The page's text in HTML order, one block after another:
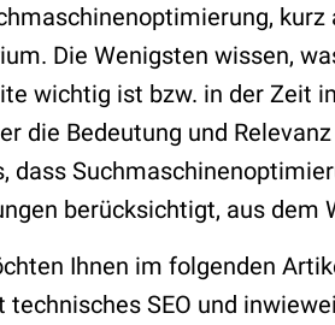
Die Wenigsten wissen,
wichtig ist bzw. in der Zeit
die Bedeutung und
dass
berücksichtigt, aus dem
Ihnen im folgenden
technisches SEO und